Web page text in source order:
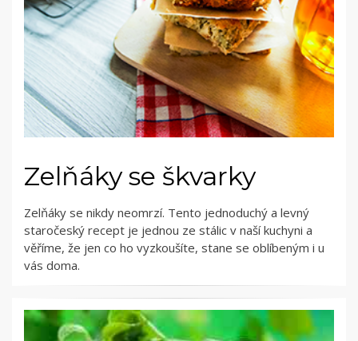
Zelňáky se škvarky
Zelňáky se nikdy neomrzí. Tento jednoduchý a levný
staročeský recept je jednou ze stálic v naší kuchyni a
věříme, že jen co ho vyzkoušíte, stane se oblíbeným i u
vás doma.